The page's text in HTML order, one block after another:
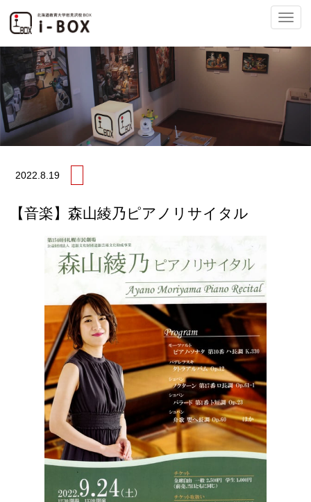
ナ
ビ
2022. 8.19
【音楽】森山綾乃ピアノリサイタル